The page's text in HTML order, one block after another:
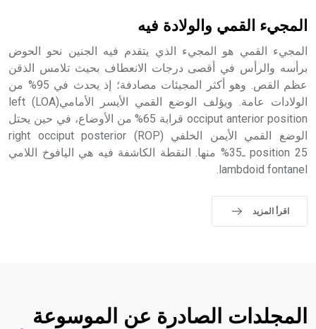
sign تكتب منفصلة غير متصلة، وتعتمد المبدأ الأكوروفوني،
حيث تقتصر القيمة الصوتية للعلامة الك
المجيء القمي والولادة فيه
المجيء القمي هو المجيء الذي يتقدم فيه الجنين نحو الحوض
برأسه والرأس في أقصى درجات الانعطاف بحيث تلامس الذقن
عظم القص. وهو أكثر المجيئات مصادفة؛ إذ يحدث في 95% من
الولادات عامة. ويؤلف الوضع القمي الأيسر الأمامي(LOA) left
occiput anterior position قرابة 65% من الأوضاع، في حين يحتل
الوضع القمي الأيمن الخلفي (ROP) right occiput posterior
position 25 ـ35% منها. النقطة الكاشفة فيه هي اليافوخ اللامي
lambdoid fontanel.
اقرأ المزيد
المجلدات الصادرة عن الموسوعة